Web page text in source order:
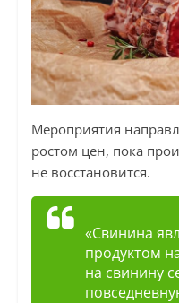
Мероприятия
ростом цен, пока
не восстановится.
«Свинина
продуктом
на свинину